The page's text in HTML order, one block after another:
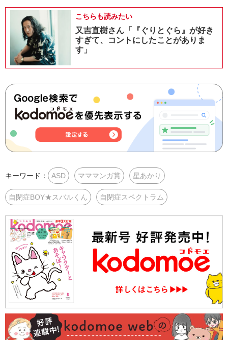
こちらも読みたい
又吉直樹さん「『ぐりとぐら』が好き
すぎて、コントにしたことがありま
す」
キーワード： ASD マママンガ賞 星あかり
自閉症BOY★スバルくん 自閉症スペクトラム